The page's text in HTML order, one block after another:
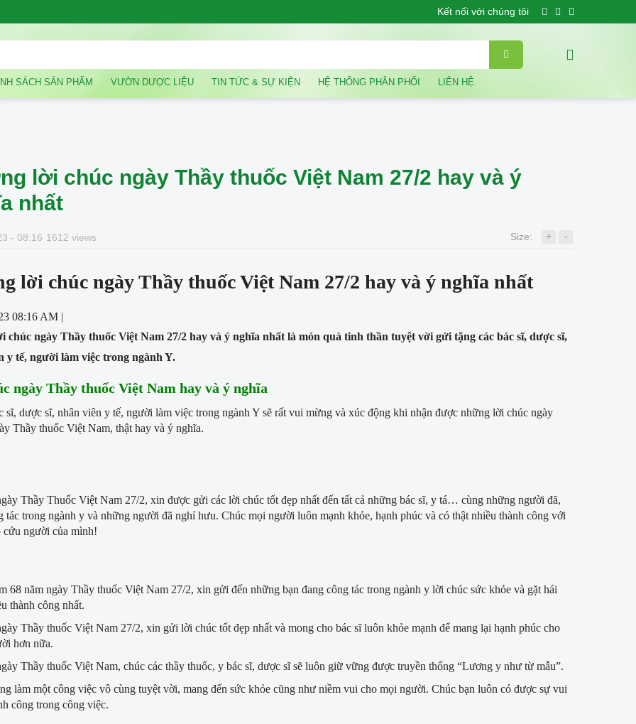
Kết nối với chúng tôi
SÁCH SẢN PHẨM VƯỜN DƯỢC LIỆU TIN TỨC & SỰ KIỆN HỆ THỐNG PHÂN PHỐI LIÊN HỆ
lời chúc ngày Thầy thuốc Việt Nam 27/2 hay và ý
nhất
- 08:16 1612 views Size: + -
lời chúc ngày Thầy thuốc Việt Nam 27/2 hay và ý nghĩa nhất
08:16 AM |
chúc ngày Thầy thuốc Việt Nam 27/2 hay và ý nghĩa nhất là món quà tinh thần tuyệt vời gửi tặng các bác sĩ, dược sĩ,
y tế, người làm việc trong ngành Y.
ngày Thầy thuốc Việt Nam hay và ý nghĩa
sĩ, dược sĩ, nhân viên y tế, người làm việc trong ngành Y sẽ rất vui mừng và xúc động khi nhận được những lời chúc ngày
Thầy thuốc Việt Nam, thật hay và ý nghĩa.
Thầy Thuốc Việt Nam 27/2, xin được gửi các lời chúc tốt đẹp nhất đến tất cả những bác sĩ, y tá… cùng những người đã,
tác trong ngành y và những người đã nghỉ hưu. Chúc mọi người luôn mạnh khỏe, hạnh phúc và có thật nhiều thành công với
cứu người của mình!
68 năm ngày Thầy thuốc Việt Nam 27/2, xin gửi đến những bạn đang công tác trong ngành y lời chúc sức khỏe và gặt hái
thành công nhất.
Thầy thuốc Việt Nam 27/2, xin gửi lời chúc tốt đẹp nhất và mong cho bác sĩ luôn khỏe mạnh để mang lại hạnh phúc cho
hơn nữa.
Thầy thuốc Việt Nam, chúc các thầy thuốc, y bác sĩ, dược sĩ sẽ luôn giữ vững được truyền thống “Lương y như từ mẫu”.
làm một công việc vô cùng tuyệt vời, mang đến sức khỏe cũng như niềm vui cho mọi người. Chúc bạn luôn có được sự vui
công trong công việc.